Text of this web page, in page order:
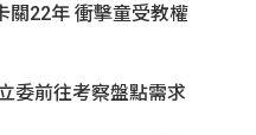
關22年 衝擊童受教權
委前往考察盤點需求